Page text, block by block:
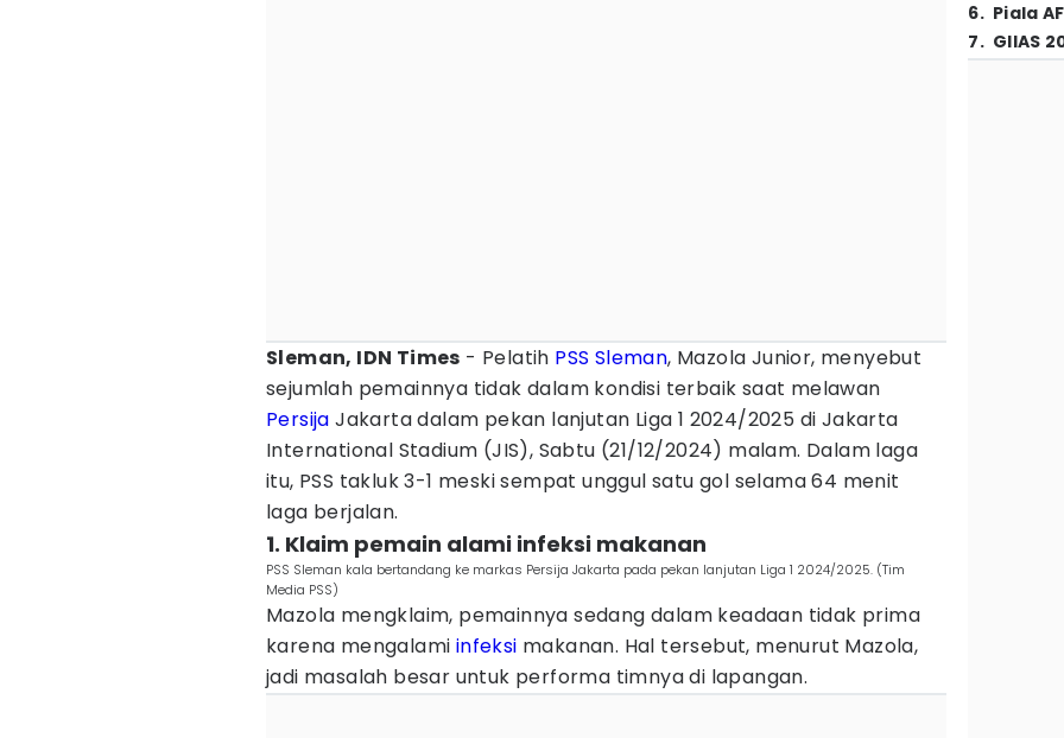
Sleman, IDN Times - Pelatih PSS Sleman, Mazola Junior, menyebut
sejumlah pemainnya tidak dalam kondisi terbaik saat melawan
Persija Jakarta dalam pekan lanjutan Liga 1 2024/2025 di Jakarta
International Stadium (JIS), Sabtu (21/12/2024) malam. Dalam laga
itu, PSS takluk 3-1 meski sempat unggul satu gol selama 64 menit
laga berjalan.
1. Klaim pemain alami infeksi makanan
PSS Sleman kala bertandang ke markas Persija Jakarta pada pekan lanjutan Liga 1 2024/2025. (Tim
Media PSS)
Mazola mengklaim, pemainnya sedang dalam keadaan tidak prima
karena mengalami infeksi makanan. Hal tersebut, menurut Mazola,
jadi masalah besar untuk performa timnya di lapangan.
6. Piala
7. GIIAS